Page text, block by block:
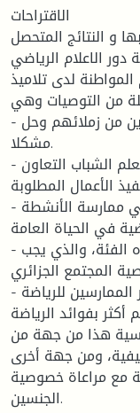
الاقتراحات
و النتائج المتحصل
دور الاعلام الرياضي
لدى تلاميذ
من التوصيات وهي:
- حث التلاميذ على أهمية مساعدة الآخرين من زملائهم وحل
مشكلا.
- تنظيم المحاضرات وبرامج وندوات التي تعلم الشباب التعاون
الأعمال المطلوبة.
- تعليم التلاميذ أهمية تحمل المسئولية في ممارسة الأنشطة
في الحياة العامة.
- تسطير برنامج رياضي إعلامي خاص بهذه الفئة، والذي يجب
المجتمع الجزائري.
- الاستفادة من الاتجاهات الايجابية لغير الممارسين للرياضة
بفوائد الرياضة
هذا من جهة من
ومن جهة أخرى
مع مراعاة خصوصية
الجنسين.